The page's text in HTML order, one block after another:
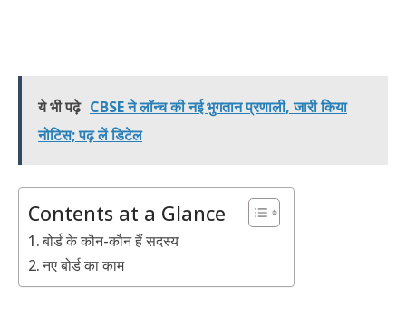
ये भी पढ़े CBSE ने लॉन्च की नई भुगतान प्रणाली, जारी किया
नोटिस; पढ़ लें डिटेल
Contents at a Glance
बोर्ड के कौन-कौन हैं सदस्य
नए बोर्ड का काम